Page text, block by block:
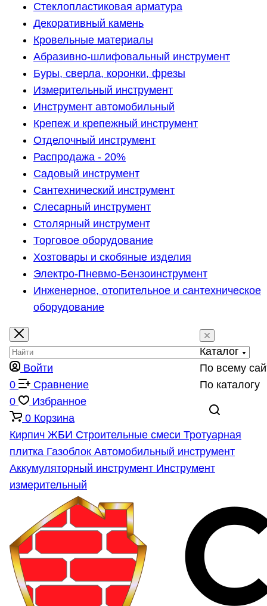
Стеклопластиковая арматура
Декоративный камень
Кровельные материалы
Абразивно-шлифовальный инструмент
Буры, сверла, коронки, фрезы
Измерительный инструмент
Инструмент автомобильный
Крепеж и крепежный инструмент
Отделочный инструмент
Распродажа - 20%
Садовый инструмент
Сантехнический инструмент
Слесарный инструмент
Столярный инструмент
Торговое оборудование
Хозтовары и скобяные изделия
Электро-Пневмо-Бензоинструмент
Инженерное, отопительное и сантехническое
оборудование
Каталог
По всему
По каталогу
Войти
0
Сравнение
0
Избранное
0 Корзина
Кирпич ЖБИ Строительные смеси Тротуарная
плитка Газоблок Автомобильный инструмент
Аккумуляторный инструмент Инструмент
измерительный